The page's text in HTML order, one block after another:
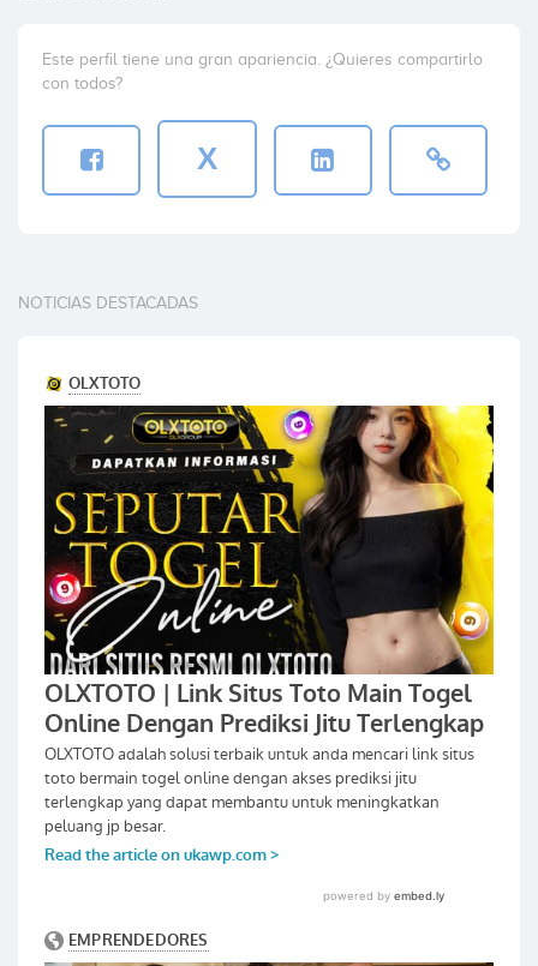
Este perfil tiene una gran apariencia. ¿Quieres compartirlo
con todos?
X
NOTICIAS DESTACADAS